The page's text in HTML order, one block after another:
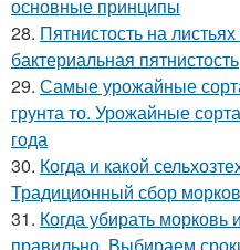
основные принципы
28. Пятнистость на
бактериальная пятнистость
29. Самые урожайные
грунта то. Урожайные
года
30. Когда и какой
Традиционный сбор
31. Когда убирать морковь